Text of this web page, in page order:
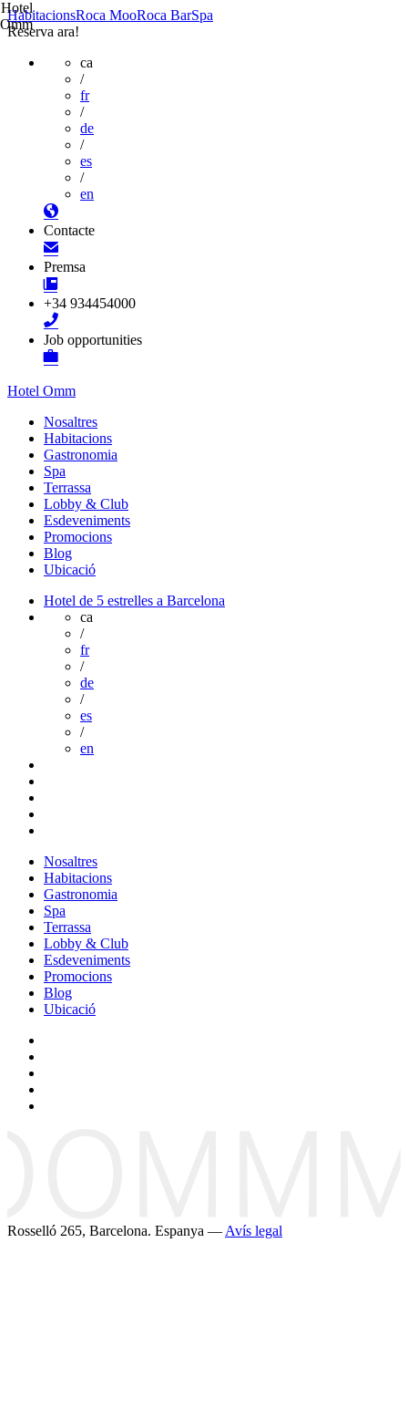
HabitacionsRoca MooRoca BarSpa
Reserva ara!
ca
/
fr
/
de
/
es
/
en
Contacte
Premsa
+34 934454000
Job opportunities
Hotel Omm
Nosaltres
Habitacions
Gastronomia
Spa
Terrassa
Lobby & Club
Esdeveniments
Promocions
Blog
Ubicació
Hotel de 5 estrelles a Barcelona
ca
/
fr
/
de
/
es
/
en
Nosaltres
Habitacions
Gastronomia
Spa
Terrassa
Lobby & Club
Esdeveniments
Promocions
Blog
Ubicació
Rosselló 265, Barcelona. Espanya — Avís legal
Hotel
Omm